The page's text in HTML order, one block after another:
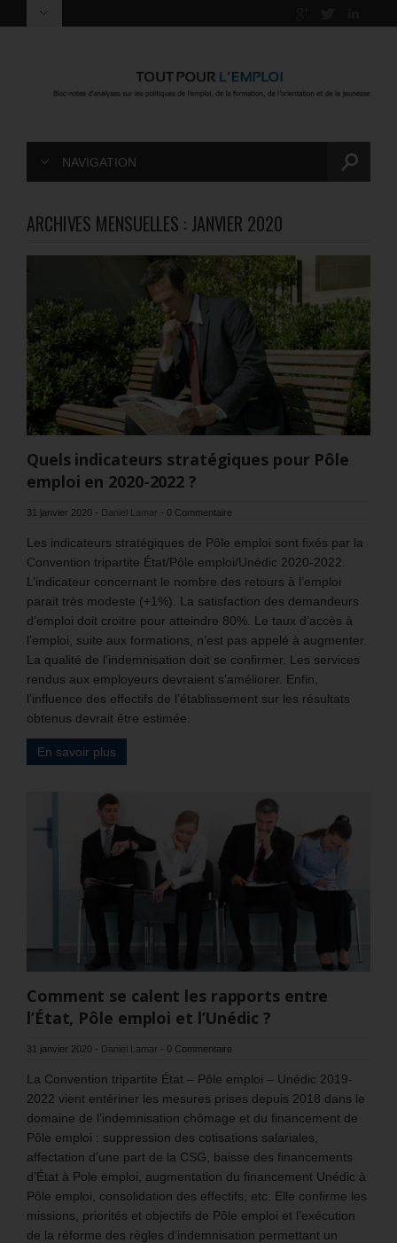
NAVIGATION
ARCHIVES MENSUELLES : JANVIER 2020
Quels indicateurs stratégiques pour Pôle
emploi en 2020-2022 ?
31 janvier 2020 - Daniel Lamar - 0 Commentaire
Les indicateurs stratégiques de Pôle emploi sont fixés par la
Convention tripartite État/Pôle emploi/Unédic 2020-2022.
L’indicateur concernant le nombre des retours à l’emploi
parait très modeste (+1%). La satisfaction des demandeurs
d’emploi doit croitre pour atteindre 80%. Le taux d’accès à
l’emploi, suite aux formations, n’est pas appelé à augmenter.
La qualité de l’indemnisation doit se confirmer. Les services
rendus aux employeurs devraient s’améliorer. Enfin,
l’influence des effectifs de l’établissement sur les résultats
obtenus devrait être estimée.
En savoir plus
Comment se calent les rapports entre
l’État, Pôle emploi et l’Unédic ?
31 janvier 2020 - Daniel Lamar - 0 Commentaire
La Convention tripartite État – Pôle emploi – Unédic 2019-
2022 vient entériner les mesures prises depuis 2018 dans le
domaine de l’indemnisation chômage et du financement de
Pôle emploi : suppression des cotisations salariales,
affectation d’une part de la CSG, baisse des financements
d’État à Pole emploi, augmentation du financement Unédic à
Pôle emploi, consolidation des effectifs, etc. Elle confirme les
missions, priorités et objectifs de Pôle emploi et l’exécution
de la réforme des règles d’indemnisation permettant un